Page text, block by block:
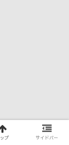
プ サイドバー